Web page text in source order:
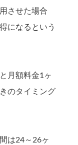
させた場合
になるという
月額料金1ヶ
のタイミング
は24～26ヶ